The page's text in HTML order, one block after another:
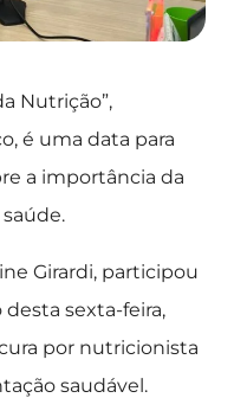
Nutrição”,
é uma data para
a importância da
Girardi, participou
sexta-feira,
por nutricionista
saudável.